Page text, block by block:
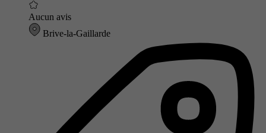
Aucun avis
Brive-la-Gaillarde